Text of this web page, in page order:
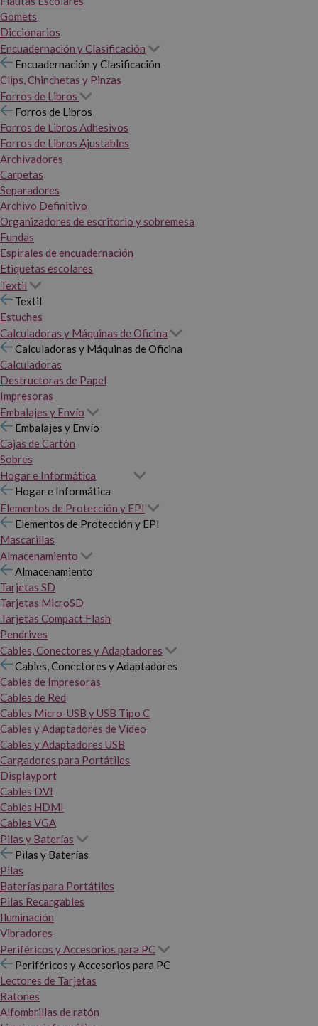
Gomets
Diccionarios
Encuadernación y Clasificación
Encuadernación y Clasificación
Clips, Chinchetas y Pinzas
Forros de Libros
Forros de Libros
Forros de Libros Adhesivos
Forros de Libros Ajustables
Archivadores
Carpetas
Separadores
Archivo Definitivo
Organizadores de escritorio y sobremesa
Fundas
Espirales de encuadernación
Etiquetas escolares
Textil
Textil
Estuches
Calculadoras y Máquinas de Oficina
Calculadoras y Máquinas de Oficina
Calculadoras
Destructoras de Papel
Impresoras
Embalajes y Envío
Embalajes y Envío
Cajas de Cartón
Sobres
Hogar e Informática
Hogar e Informática
Elementos de Protección y EPI
Elementos de Protección y EPI
Mascarillas
Almacenamiento
Almacenamiento
Tarjetas SD
Tarjetas MicroSD
Tarjetas Compact Flash
Pendrives
Cables, Conectores y Adaptadores
Cables, Conectores y Adaptadores
Cables de Impresoras
Cables de Red
Cables Micro-USB y USB Tipo C
Cables y Adaptadores de Vídeo
Cables y Adaptadores USB
Cargadores para Portátiles
Displayport
Cables DVI
Cables HDMI
Cables VGA
Pilas y Baterías
Pilas y Baterías
Pilas
Baterías para Portátiles
Pilas Recargables
Iluminación
Vibradores
Periféricos y Accesorios para PC
Periféricos y Accesorios para PC
Lectores de Tarjetas
Ratones
Alfombrillas de ratón